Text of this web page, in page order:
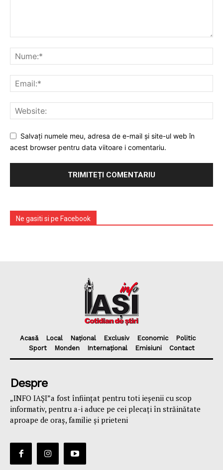
Salvați numele meu, adresa de e-mail și site-ul web în
acest browser pentru data viitoare i comentariu.
Ne gasiti si pe Facebook
Acasă Local Național Exclusiv Economic
Politic
Sport
Monden Internațional Emisiuni Contact
Despre
„INFO IAȘI”a fost înfiinţat pentru toti ieşenii cu scop
informativ, pentru a-i aduce pe cei plecaţi în străinătate
aproape de oraş, familie și prieteni